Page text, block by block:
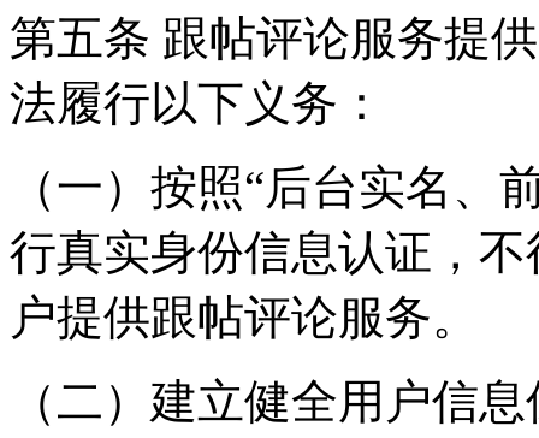
第五条 跟帖评论服务提
法履行以下义务：
（一）按照“后台实名、
行真实身份信息认证，
户提供跟帖评论服务。
（二）建立健全用户信